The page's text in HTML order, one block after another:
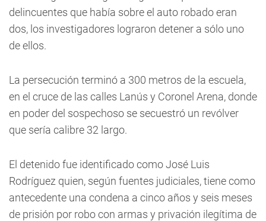
delincuentes que había sobre el auto robado eran
dos, los investigadores lograron detener a sólo uno
de ellos.
La persecución terminó a 300 metros de la escuela,
en el cruce de las calles Lanús y Coronel Arena, donde
en poder del sospechoso se secuestró un revólver
que sería calibre 32 largo.
El detenido fue identificado como José Luis
Rodríguez quien, según fuentes judiciales, tiene como
antecedente una condena a cinco años y seis meses
de prisión por robo con armas y privación ilegítima de